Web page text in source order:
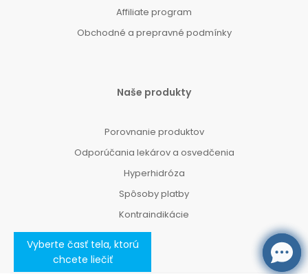
Vyberte časť tela, ktorú
chcete liečiť
Affiliate program
Obchodné a prepravné podmínky
Naše produkty
Porovnanie produktov
Odporúčania lekárov a osvedčenia
Hyperhidróza
Spôsoby platby
Kontraindikácie